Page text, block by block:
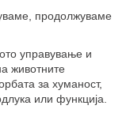
продолжуваме
управување и
животните
за хуманост,
или функција.